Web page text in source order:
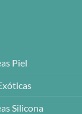
Piel
Silicona